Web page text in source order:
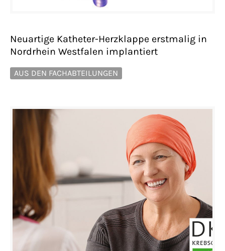
Neuartige Katheter-Herzklappe erstmalig in
Nordrhein Westfalen implantiert
AUS DEN FACHABTEILUNGEN